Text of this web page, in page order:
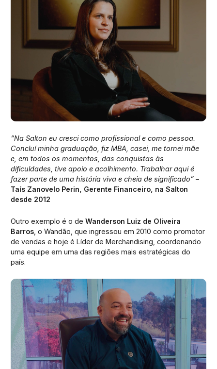
“Na Salton eu cresci como profissional e como pessoa.
Concluí minha graduação, fiz MBA, casei, me tornei mãe
e, em todos os momentos, das conquistas às
dificuldades, tive apoio e acolhimento. Trabalhar aqui é
fazer parte de uma história viva e cheia de significado”–
Taís Zanovelo Perin, Gerente Financeiro, na Salton
desde 2012
Outro exemplo é o de Wanderson Luiz de Oliveira
Barros, o Wandão, que ingressou em 2010 como promotor
de vendas e hoje é Líder de Merchandising, coordenando
uma equipe em uma das regiões mais estratégicas do
país.